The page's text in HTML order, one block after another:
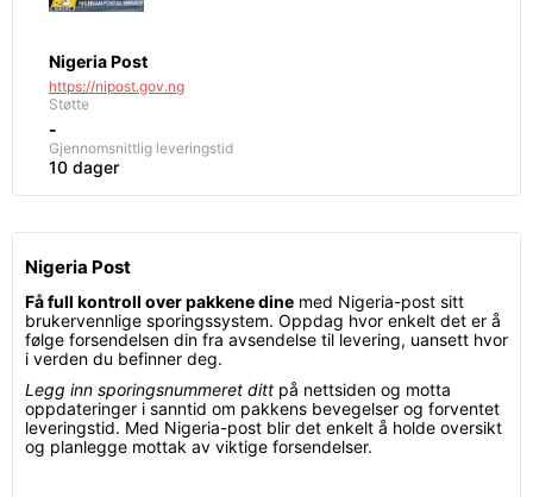
Nigeria Post
https://nipost.gov.ng
Støtte
-
Gjennomsnittlig leveringstid
10 dager
Nigeria Post
Få full kontroll over pakkene dine med Nigeria-post sitt
brukervennlige sporingssystem. Oppdag hvor enkelt det er å
følge forsendelsen din fra avsendelse til levering, uansett hvor
i verden du befinner deg.
Legg inn sporingsnummeret ditt på nettsiden og motta
oppdateringer i sanntid om pakkens bevegelser og forventet
leveringstid. Med Nigeria-post blir det enkelt å holde oversikt
og planlegge mottak av viktige forsendelser.